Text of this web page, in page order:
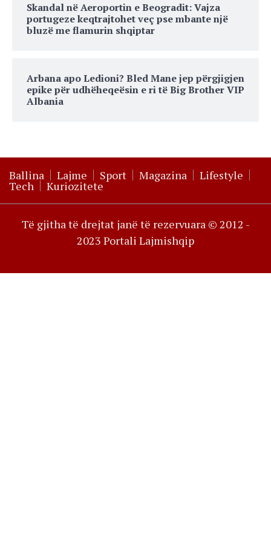
Skandal në Aeroportin e Beogradit: Vajza
portugeze keqtrajtohet veç pse mbante një
bluzë me flamurin shqiptar
Arbana apo Ledioni? Bled Mane jep përgjigjen
epike për udhëheqeësin e ri të Big Brother VIP
Albania
Ballina Lajme Sport Magazina Lifestyle
Tech Kuriozitete
Të gjitha të drejtat janë të rezervuara © 2012 -
2023 Portali Lajmishqip